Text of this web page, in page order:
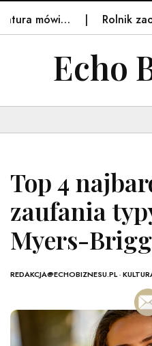
Rolnik zaorał
Echo
Top 4
zaufania
Myers-
REDAKCJA@ECHOBIZNESU.PL-